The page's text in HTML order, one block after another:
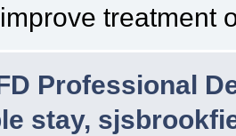
treatment
Professional
stay,